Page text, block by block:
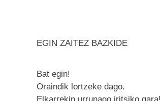
EGIN ZAITEZ BAZKIDE
Bat egin!
Oraindik lortzeke dago.